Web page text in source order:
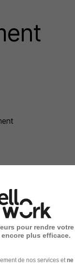
pour rendre
plus efficace.
de nos services etne